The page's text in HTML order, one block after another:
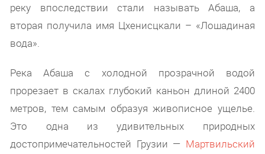
реку впоследствии стали называть Абаша, а
вторая получила имя Цхенисцкали – «Лошадиная
вода».
Река Абаша с холодной прозрачной водой
прорезает в скалах глубокий каньон длиной 2400
метров, тем самым образуя живописное ущелье.
Это одна из удивительных природных
достопримечательностей Грузии — Мартвильский